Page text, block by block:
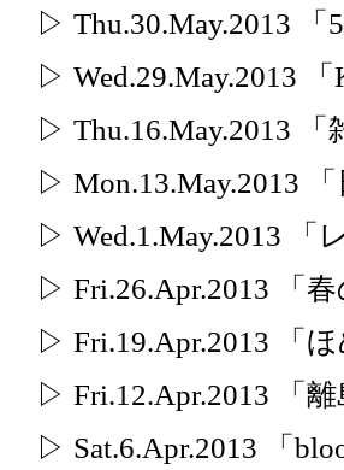
▷ Thu.30.May.2013 「
▷ Wed.29.May.2013
▷ Thu.16.May.2013
▷ Mon.13.May.2013
▷ Wed.1.May.2013
▷ Fri.26.Apr.2013 「
▷ Fri.19.Apr.2013 「ほ
▷ Fri.12.Apr.2013 「
▷ Sat.6.Apr.2013 「